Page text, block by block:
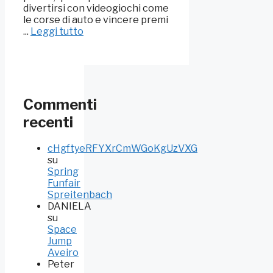
divertirsi con videogiochi come
le corse di auto e vincere premi
... Leggi tutto
Commenti
recenti
cHgftyeRFYXrCmWGoKgUzVXG
su
Spring
Funfair
Spreitenbach
DANIELA
su
Space
Jump
Aveiro
Peter